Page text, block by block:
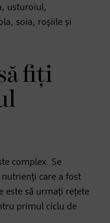
usturoiul,
soia, roșiile și
fiți
complex. Se
nutrienți care a fost
este să urmați rețete
primul ciclu de